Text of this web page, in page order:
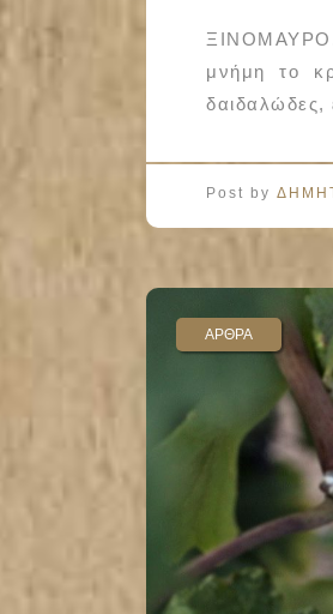
ΞΙΝΟΜΑΥΡΟ.
μνήμη το
δαιδαλώδες,
Post by
ΑΡΘΡΑ